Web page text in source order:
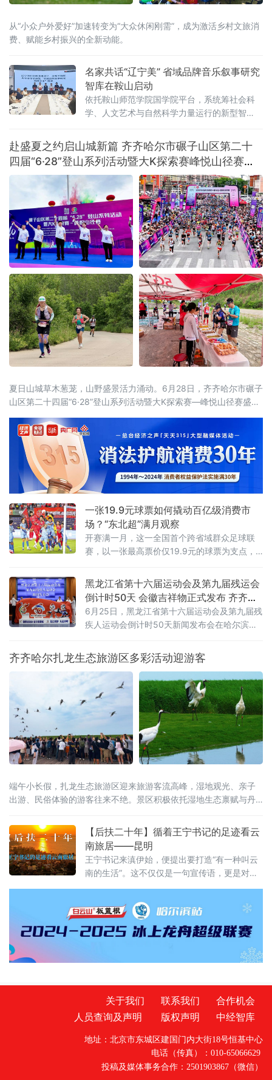
从“小众户外爱好”加速转变为“大众休闲刚需”，成为激活乡村文旅消
费、赋能乡村振兴的全新动能。
名家共话“辽宁美” 省域品牌音乐叙事研究
智库在鞍山启动
依托鞍山师范学院国学院平台，系统筹社会科
学、人文艺术与自然科学力量运行的新型智
围绕新大众文艺、古典音乐、传统文化、地域
文化及诵读传播五大方向深耕细作，着力补齐
国内音乐叙事系统化研究短板，形成有组织科
研模式。
赴盛夏之约启山城新篇 齐齐哈尔市碾子山区第二十
四届“6·28”登山系列活动暨大K探索赛峰悦山径赛激
情开赛
夏日山城草木葱茏，山野盛景活力涌动。6月28日，齐齐哈尔市碾子
山区第二十四届“6·28”登山系列活动暨大K探索赛—峰悦山径赛盛大
文广旅游局、市体育局、市融媒体中心鼎力支持，区文广旅游局、
齐齐哈尔圣金旅游发展有限公司承办，辽宁维思天品体育发展有限
公司专业运营。二十四年
一张19.9元球票如何撬动百亿级消费市
场？“东北超”满月观察
开赛满一月，这一全国首个跨省域群众足球联
赛，以一张最高票价仅19.9元的球票为支点，
济”：一张球票变成“旅行通行证”“东北超”是全国
首个由辽吉黑蒙联合主办的群众足球赛事，沈
阳、大
黑龙江省第十六届运动会及第九届残运会
倒计时50天 会徽吉祥物正式发布 齐齐哈
尔时隔26年再迎省级顶级赛事
6月25日，黑龙江省第十六届运动会及第九届残
疾人运动会倒计时50天新闻发布会在哈尔滨举
与吉祥物，并通报赛事筹备、竞赛组织、服务
保障及文体旅融合等重点工作，标志着全省规
模最大的综合性体育盛会全面进入决战冲刺阶
段。齐齐哈尔时隔26年再度承办省级顶级赛
事，将以“简约、安全、精彩、独具特色”为目
标，倾力呈现一
齐齐哈尔扎龙生态旅游区多彩活动迎游客
端午小长假，扎龙生态旅游区迎来旅游客流高峰，湿地观光、亲子
出游、民俗体验的游客往来不绝。景区积极依托湿地生态禀赋与丹
色主题活动。才艺展演舞台上，游客踊跃登台互动，香包手工制作
区大家选用艾草、白芷等药材亲手缝制端午香囊，趣味知识问答、
投壶、射五毒等民俗游戏热闹开启。游客在观
【后扶二十年】循着王宁书记的足迹看云
南旅居——昆明
王宁书记来滇伊始，便提出要打造“有一种叫云
南的生活”。这不仅仅是一句宣传语，更是对这
客栈的风铃，是滤镜下的云卷云舒。直到我循
着王宁书记的足迹，走进昆明那些因水而迁、
因水而兴的土地，才读懂其深意：云南的生
活，不仅是造物主的偏爱，更是奋斗者的烟
火。一、有一种叫云南的生活，从心出发这
关于我们 联系我们
合作机会
人员查询及声明
版权声明 中经智库
地址：北京市东城区建国门内大街18号恒基中心
电话（传真）：010-65066629
投稿及媒体事务合作：2501903867（微信）